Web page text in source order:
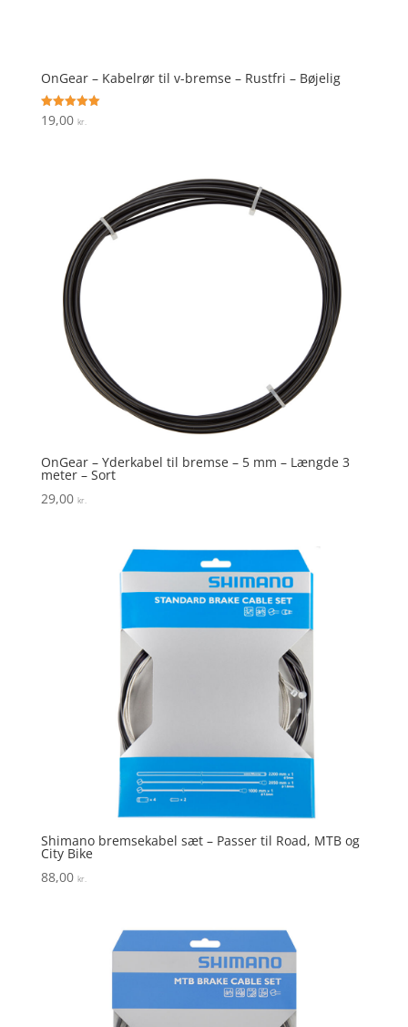
OnGear – Kabelrør til v-bremse – Rustfri – Bøjelig
Vurderet
5
19,00 kr.
OnGear – Yderkabel til bremse – 5 mm – Længde 3
meter – Sort
29,00 kr.
Shimano bremsekabel sæt – Passer til Road, MTB og
City Bike
88,00 kr.